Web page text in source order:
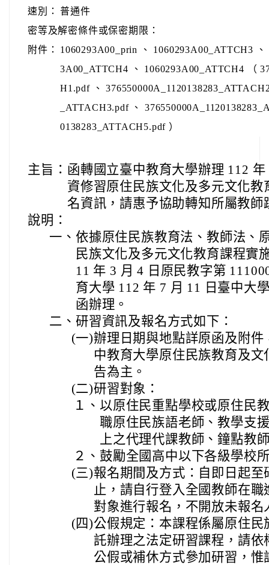
速別： 普通件
密等及解密條件或保密期限：
附件：
1060293A00_prin 、 1060293A00_ATTCH3
3A00_ATTCH4 、 1060293A00_ATTCH4 （
H1.pdf 、
_ATTACH3.pdf 、
0138283_ATTACH5.pdf ）
主旨： 函轉國立臺中教育大學辦理 112
資修習原住民族文化及多元文化
名資訊，請惠予協助轉知所屬教
說明：
一、 依據原住民族教育法、教師法、
民族文化及多元文化教育課程實
11 年 3 月 4 日原民教字第
育大學 112 年 7 月 11 日臺中大
函辦理。
二、 研習資訊及報名方式如下：
(一)辦理日期與地點詳原函及附
中教育大學原住民族教育及
告為主。
(二)研習對象：
１、 以原住民重點學校或原住民
職原住民族語老師、教學支
上之代理代課教師、鐘點教
２、 鼓勵全國高中以下各級學校
(三)報名期間及方式：自即日起
止，請自行登入全國教師在
對象進行報名，不開放未報名
(四)公假規定：本課程係屬原住
託辦理之法定研習課程，請
公假或補休方式參加研習，惟